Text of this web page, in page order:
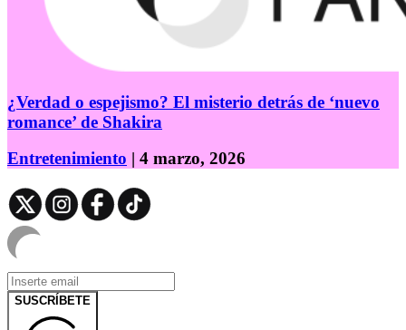
¿Verdad o espejismo? El misterio detrás de ‘nuevo
romance’ de Shakira
Entretenimiento | 4 marzo, 2026
SUSCRÍBETE